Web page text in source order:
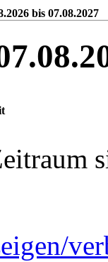
bis 07.08.2027